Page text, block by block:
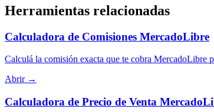
Herramientas relacionadas
Calculadora de Comisiones MercadoLibre
Calculá la comisión exacta que te cobra MercadoLibre
Abrir →
Calculadora de Precio de Venta